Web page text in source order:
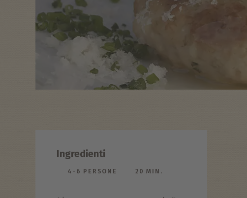
Ingredienti
4-6 PERSONE 20 MIN.